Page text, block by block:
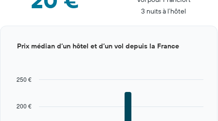
3 nuits à l’hôtel
graphic.
200 €
250 €
Prix médian d’un hôtel et d’un vol depuis la France